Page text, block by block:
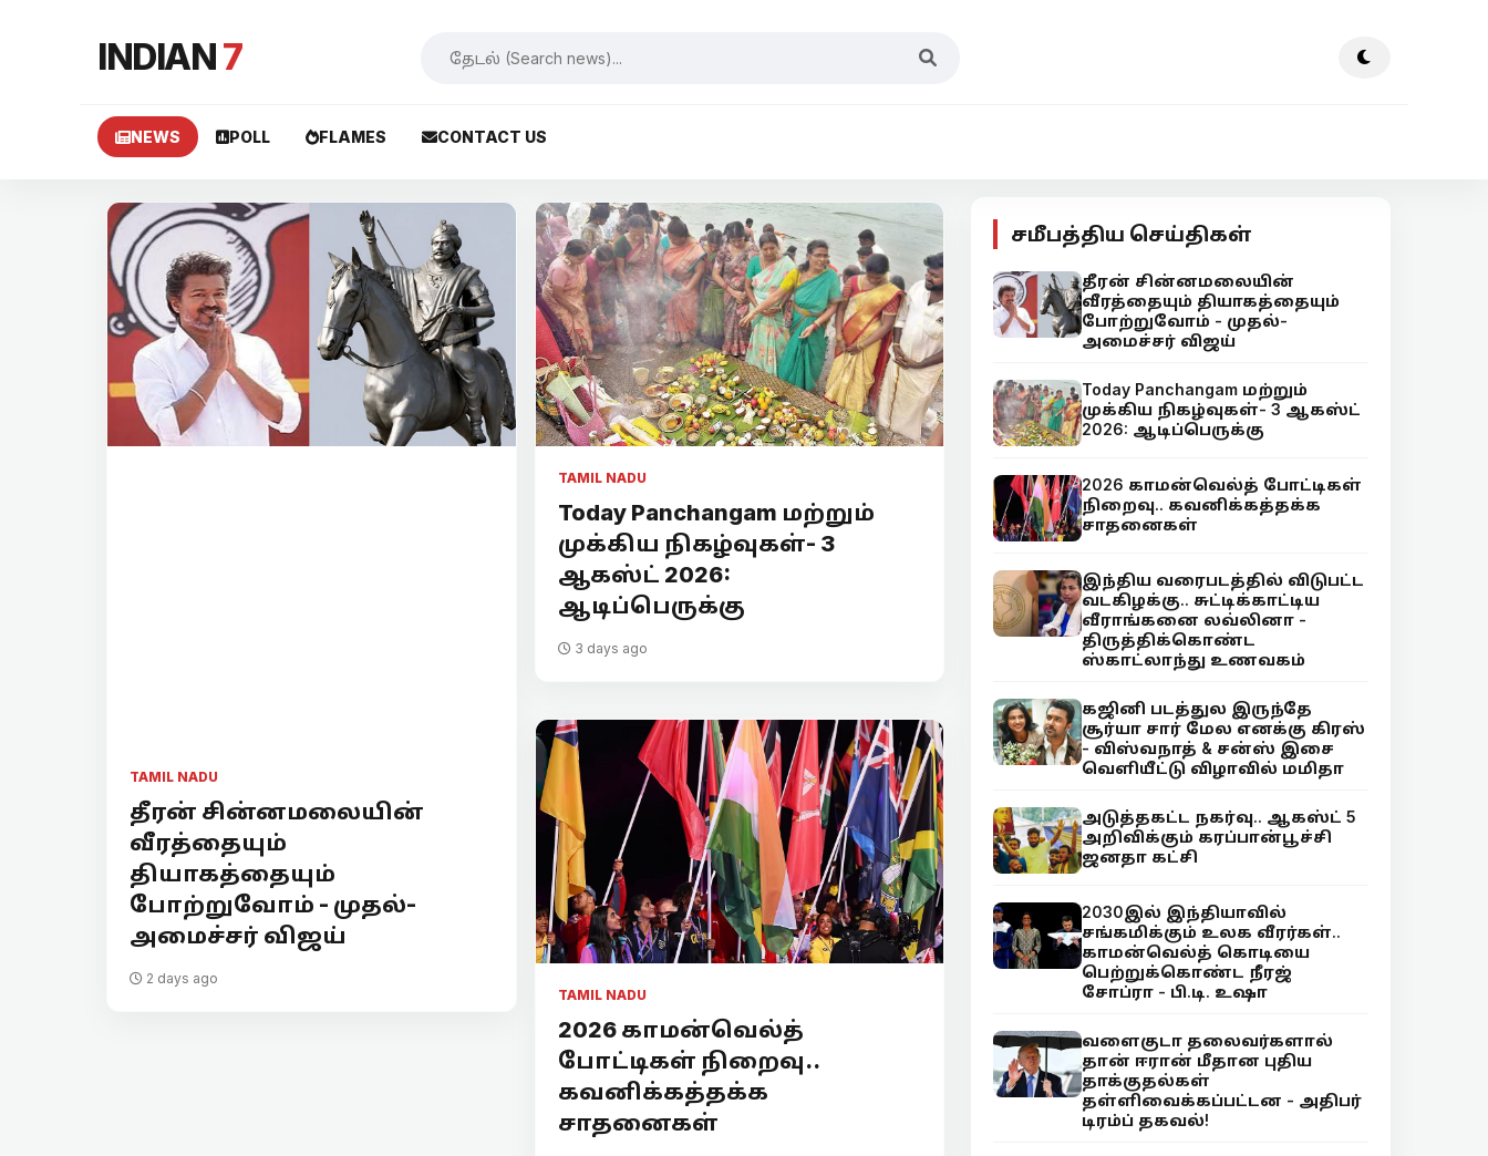
INDIAN7
NEWS POLL FLAMES CONTACT US
TAMIL NADU
தீரன் சின்னமலையின்
வீரத்தையும்
தியாகத்தையும்
போற்றுவோம் - முதல்-
அமைச்சர் விஜய்
2 days ago
TAMIL NADU
Today Panchangam மற்றும்
முக்கிய நிகழ்வுகள்- 3
ஆகஸ்ட் 2026:
ஆடிப்பெருக்கு
3 days ago
TAMIL NADU
2026 காமன்வெல்த்
போட்டிகள் நிறைவு..
கவனிக்கத்தக்க
சாதனைகள்
சமீபத்திய செய்திகள்
தீரன் சின்னமலையின்
வீரத்தையும் தியாகத்தையும்
போற்றுவோம் - முதல்-
அமைச்சர் விஜய்
Today Panchangam மற்றும்
முக்கிய நிகழ்வுகள்- 3 ஆகஸ்ட்
2026: ஆடிப்பெருக்கு
2026 காமன்வெல்த் போட்டிகள்
நிறைவு.. கவனிக்கத்தக்க
சாதனைகள்
இந்திய வரைபடத்தில் விடுபட்ட
வடகிழக்கு.. சுட்டிக்காட்டிய
வீராங்கனை லவ்லினா -
திருத்திக்கொண்ட
ஸ்காட்லாந்து உணவகம்
கஜினி படத்துல இருந்தே
சூர்யா சார் மேல எனக்கு கிரஸ்
- விஸ்வநாத் & சன்ஸ் இசை
வெளியீட்டு விழாவில் மமிதா
அடுத்தகட்ட நகர்வு.. ஆகஸ்ட் 5
அறிவிக்கும் கரப்பான்பூச்சி
ஜனதா கட்சி
2030இல் இந்தியாவில்
சங்கமிக்கும் உலக வீரர்கள்..
காமன்வெல்த் கொடியை
பெற்றுக்கொண்ட நீரஜ்
சோப்ரா - பி.டி. உஷா
வளைகுடா தலைவர்களால்
தான் ஈரான் மீதான புதிய
தாக்குதல்கள்
தள்ளிவைக்கப்பட்டன - அதிபர்
டிரம்ப் தகவல்!